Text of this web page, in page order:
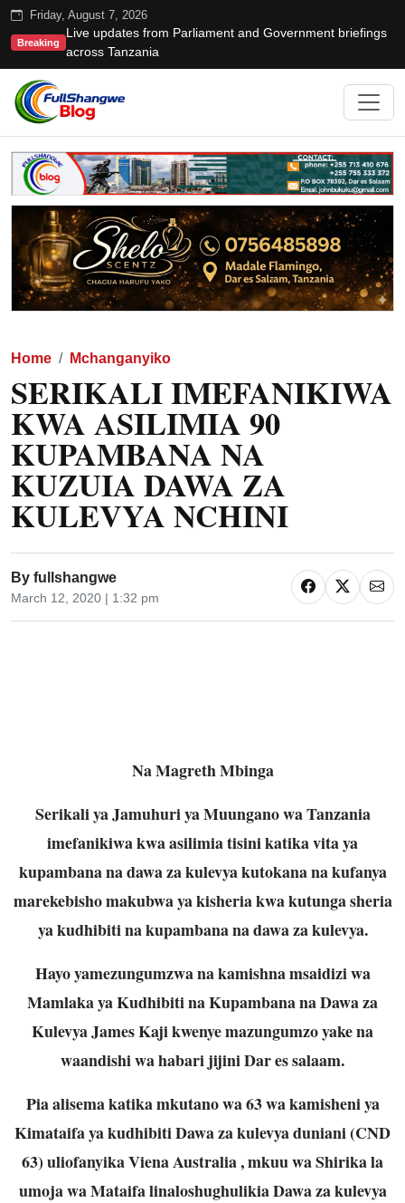
Friday, August 7, 2026
Breaking
Live updates from Parliament and Government briefings
across Tanzania
Home Mchanganyiko
SERIKALI IMEFANIKIWA
KWA ASILIMIA 90
KUPAMBANA NA
KUZUIA DAWA ZA
KULEVYA NCHINI
By fullshangwe
March 12, 2020 | 1:32 pm
Na Magreth Mbinga
Serikali ya Jamuhuri ya Muungano wa Tanzania
imefanikiwa kwa asilimia tisini katika vita ya
kupambana na dawa za kulevya kutokana na kufanya
marekebisho makubwa ya kisheria kwa kutunga sheria
ya kudhibiti na kupambana na dawa za kulevya.
Hayo yamezungumzwa na kamishna msaidizi wa
Mamlaka ya Kudhibiti na Kupambana na Dawa za
Kulevya James Kaji kwenye mazungumzo yake na
waandishi wa habari jijini Dar es salaam.
Pia alisema katika mkutano wa 63 wa kamisheni ya
Kimataifa ya kudhibiti Dawa za kulevya duniani (CND
63) uliofanyika Viena Australia , mkuu wa Shirika la
umoja wa Mataifa linaloshughulikia Dawa za kulevya